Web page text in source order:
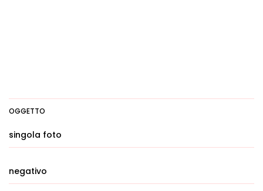
OGGETTO
singola foto
negativo